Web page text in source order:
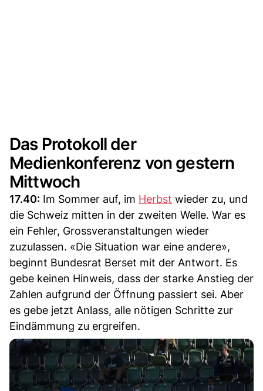
Das Protokoll der
Medienkonferenz von gestern
Mittwoch
17.40: Im Sommer auf, im Herbst wieder zu, und
die Schweiz mitten in der zweiten Welle. War es
ein Fehler, Grossveranstaltungen wieder
zuzulassen. «Die Situation war eine andere»,
beginnt Bundesrat Berset mit der Antwort. Es
gebe keinen Hinweis, dass der starke Anstieg der
Zahlen aufgrund der Öffnung passiert sei. Aber
es gebe jetzt Anlass, alle nötigen Schritte zur
Eindämmung zu ergreifen.